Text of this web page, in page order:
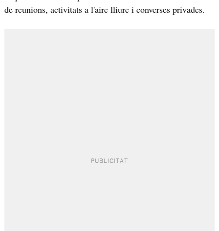
de reunions, activitats a l'aire lliure i converses privades.